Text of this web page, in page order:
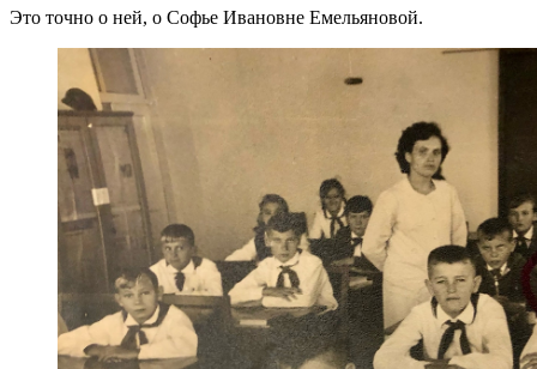
Это точно о ней, о Софье Ивановне Емельяновой.